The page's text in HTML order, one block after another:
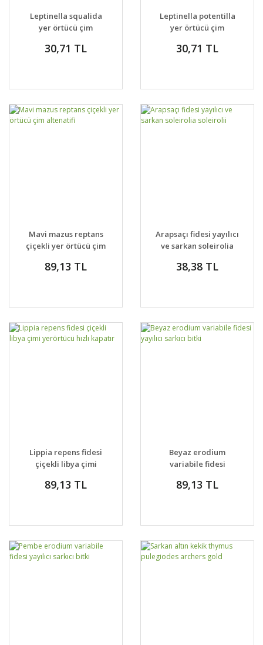
Leptinella squalida
yer örtücü çim
buttons
30,71 TL
Leptinella potentilla
yer örtücü çim
buttons
30,71 TL
Mavi mazus reptans
çiçekli yer örtücü çim
89,13 TL
Arapsaçı fidesi yayılıcı
ve sarkan soleirolia
38,38 TL
Lippia repens fidesi
çiçekli libya çimi
89,13 TL
Beyaz erodium
variabile fidesi
89,13 TL